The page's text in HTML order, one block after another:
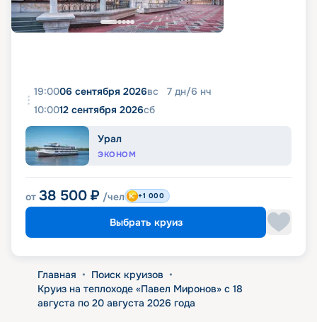
19:0006 сентября 2026вс 7 дн/6 нч
10:0012 сентября 2026сб
Урал
ЭКОНОМ
от 38 500 ₽ /чел +1 000
Выбрать круиз
Главная • Поиск круизов •
Круиз на теплоходе «Павел Миронов» с 18
августа по 20 августа 2026 года